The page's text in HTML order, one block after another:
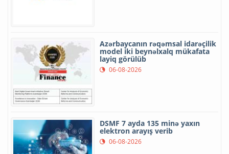
Azərbaycanın rəqəmsal idarəçilik
model iki beynəlxalq mükafata
layiq görülüb
06-08-2026
DSMF 7 ayda 135 minə yaxın
elektron arayış verib
06-08-2026